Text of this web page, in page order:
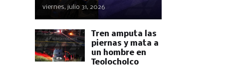
viernes, julio 31, 2026
Tren amputa las
piernas y mata a
un hombre en
Teolocholco